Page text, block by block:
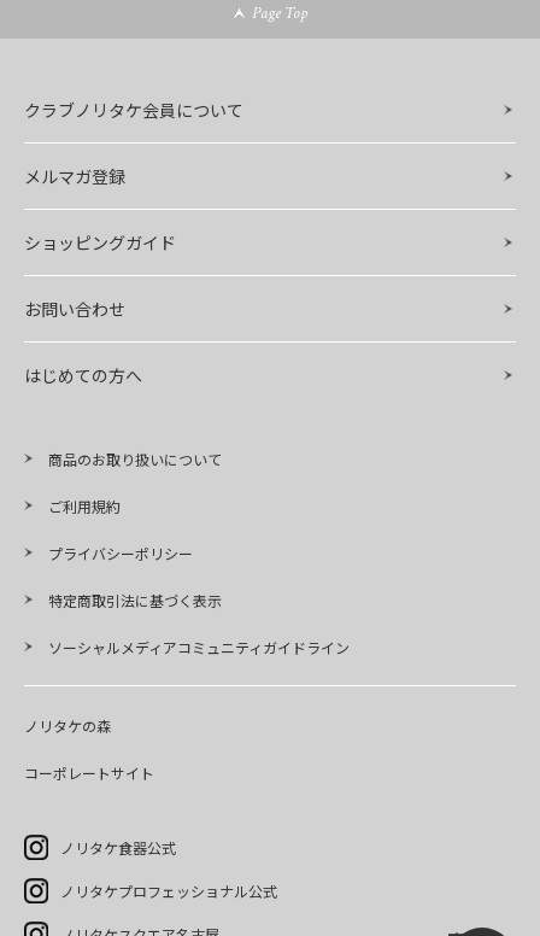
Page Top
クラブノリタケ会員について
メルマガ登録
ショッピングガイド
お問い合わせ
はじめての方へ
商品のお取り扱いについて
ご利用規約
プライバシーポリシー
特定商取引法に基づく表示
ソーシャルメディアコミュニティガイドライン
ノリタケの森
コーポレートサイト
ノリタケ食器公式
ノリタケプロフェッショナル公式